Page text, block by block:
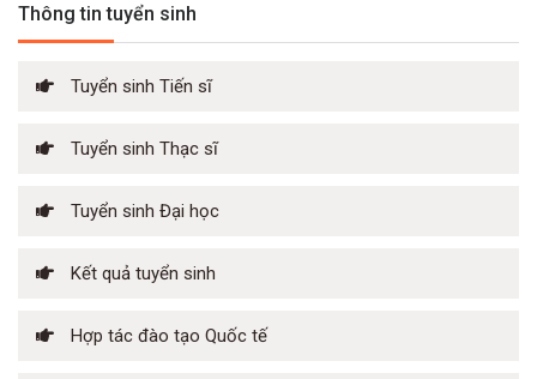
Thông tin tuyển sinh
Tuyển sinh Tiến sĩ
Tuyển sinh Thạc sĩ
Tuyển sinh Đại học
Kết quả tuyển sinh
Hợp tác đào tạo Quốc tế